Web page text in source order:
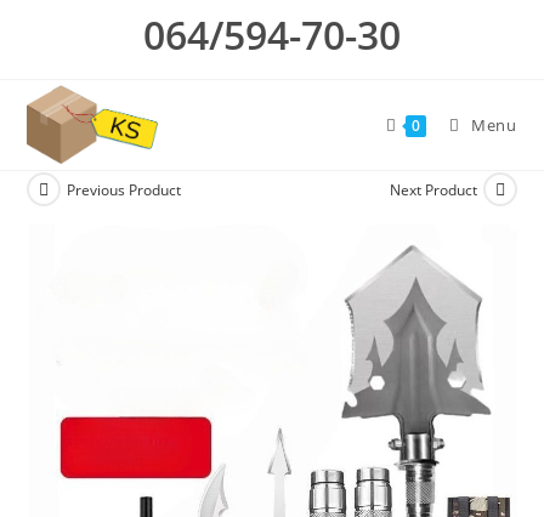
064/594-70-30
0 Menu
Previous Product Next Product